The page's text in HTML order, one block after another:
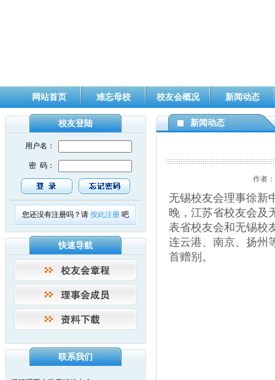
网站首页 难忘母校 校友会概况 新闻动态
校友登陆
用户名：
密 码：
您还没有注册吗？请 按此注册 吧
快速导航
联系我们
新闻动态
作者
无锡校友会理事徐新
晚，江苏省校友会及
表省校友会和无锡校
连云港、南京、扬州
首赠别。